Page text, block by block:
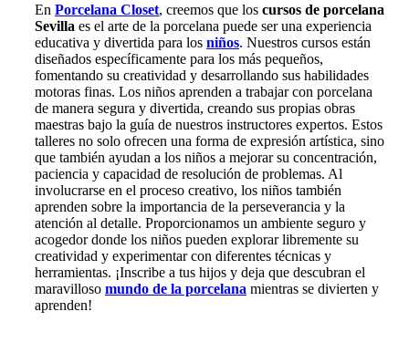
En Porcelana Closet, creemos que los cursos de porcelana
Sevilla es el arte de la porcelana puede ser una experiencia
educativa y divertida para los niños. Nuestros cursos están
diseñados específicamente para los más pequeños,
fomentando su creatividad y desarrollando sus habilidades
motoras finas. Los niños aprenden a trabajar con porcelana
de manera segura y divertida, creando sus propias obras
maestras bajo la guía de nuestros instructores expertos. Estos
talleres no solo ofrecen una forma de expresión artística, sino
que también ayudan a los niños a mejorar su concentración,
paciencia y capacidad de resolución de problemas. Al
involucrarse en el proceso creativo, los niños también
aprenden sobre la importancia de la perseverancia y la
atención al detalle. Proporcionamos un ambiente seguro y
acogedor donde los niños pueden explorar libremente su
creatividad y experimentar con diferentes técnicas y
herramientas. ¡Inscribe a tus hijos y deja que descubran el
maravilloso mundo de la porcelana mientras se divierten y
aprenden!